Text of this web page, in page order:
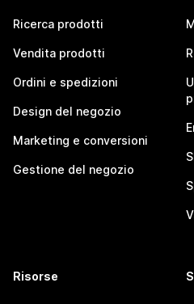
Ricerca prodotti
Vendita prodotti
Ordini e spedizioni
Design del negozio
Marketing e conversioni
Gestione del negozio
Risorse